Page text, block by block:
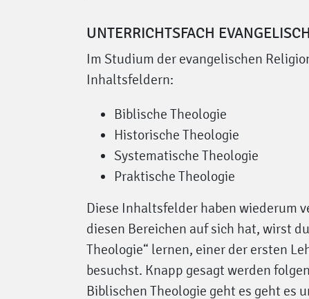
UNTERRICHTSFACH
Im Studium der evangelischen
Inhaltsfeldern:
Biblische Theologie
Historische Theologie
Systematische Theologie
Praktische Theologie
Diese Inhaltsfelder haben wiederum
diesen Bereichen auf sich hat, wirst
Theologie“ lernen, einer der ersten
besuchst. Knapp gesagt werden
Biblischen Theologie geht es geht es